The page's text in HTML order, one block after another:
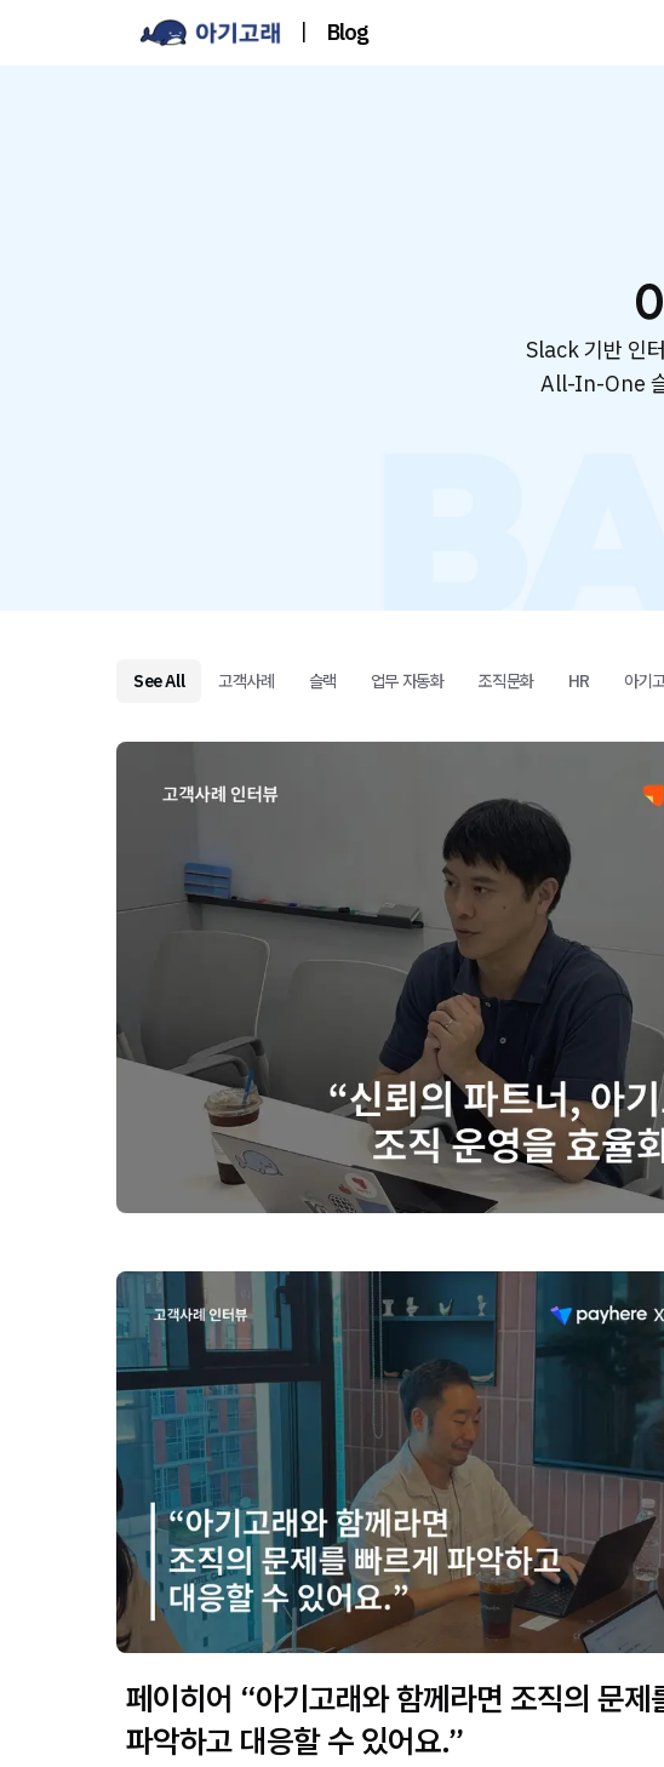
| Blog
Slack 기반 인
All-In-One 슬
See All 고객사례 슬랙 업무 자동화 조직문화 HR 아기
페이히어 “아기고래와 함께라면 조직의 문제
파악하고 대응할 수 있어요.”